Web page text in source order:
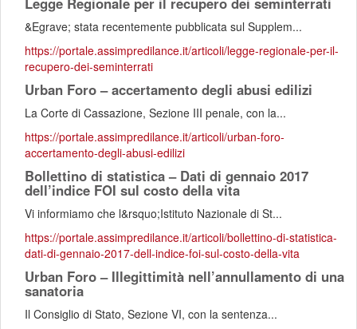
&Egrave; stata recentemente pubblicata sul Supplem...
https://portale.assimpredilance.it/articoli/legge-regionale-per-il-
recupero-dei-seminterrati
Urban Foro – accertamento degli abusi edilizi
La Corte di Cassazione, Sezione III penale, con la...
https://portale.assimpredilance.it/articoli/urban-foro-
accertamento-degli-abusi-edilizi
Bollettino di statistica – Dati di gennaio 2017
dell’indice FOI sul costo della vita
Vi informiamo che l&rsquo;Istituto Nazionale di St...
https://portale.assimpredilance.it/articoli/bollettino-di-statistica-
dati-di-gennaio-2017-dell-indice-foi-sul-costo-della-vita
Urban Foro – Illegittimità nell’annullamento di una
sanatoria
Il Consiglio di Stato, Sezione VI, con la sentenza...